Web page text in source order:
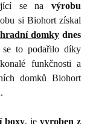
se navýrobu
si Biohort získal
domky dnes
to podařilo díky
funkčnosti a
domků Biohort
.
boxy, je vyroben z